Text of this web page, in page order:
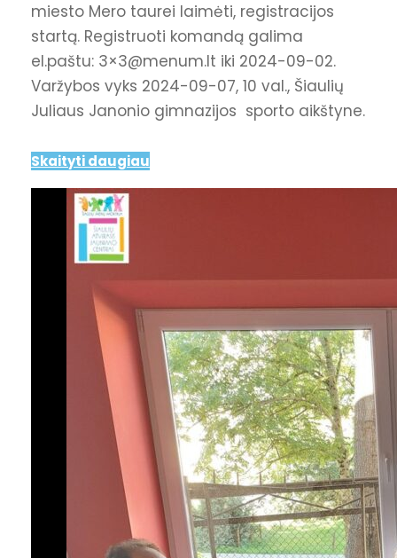
miesto Mero taurei laimėti, registracijos
startą. Registruoti komandą galima
el.paštu: 3×3@menum.lt iki 2024-09-02.
Varžybos vyks 2024-09-07, 10 val., Šiaulių
Juliaus Janonio gimnazijos sporto aikštyne.
Skaityti daugiau